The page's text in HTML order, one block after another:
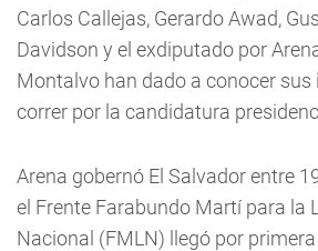
Carlos Callejas, Gerardo Awad,
Davidson y el exdiputado por
Montalvo han dado a conocer sus
correr por la candidatura
Arena gobernó El Salvador entre
el Frente Farabundo Martí para la
Nacional (FMLN) llegó por